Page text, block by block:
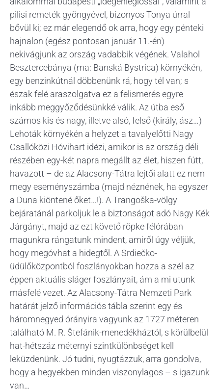
pilisi remeték gyöngyével, bizonyos Tonya úrral
bővül ki; ez már elegendő ok arra, hogy egy pénteki
hajnalon (egész pontosan január 11.-én)
nekivágjunk az ország vadabbik végének. Valahol
Besztercebánya (ma: Banská Bystrica) környékén,
egy benzinkútnál döbbenünk rá, hogy tél van; s
észak felé araszolgatva ez a felismerés egyre
inkább meggyőződésünkké válik. Az útba eső
számos kis és nagy, illetve alsó, felső (király, ász…)
Lehoták környékén a helyzet a tavalyelőtti Nagy
Csallóközi Hóvihart idézi, amikor is az ország déli
részében egy-két napra megállt az élet, hiszen fútt,
havazott – de az Alacsony-Tátra lejtői alatt ez nem
megy eseményszámba (majd néznének, ha egyszer
a Duna kiöntené őket…!). A Trangoška-völgy
bejáratánál parkoljuk le a biztonságot adó Nagy Kék
Járgányt, majd az ezt követő röpke félórában
magunkra rángatunk mindent, amiről úgy véljük,
hogy megóvhat a hidegtől. A Srdiečko-
üdülőközpontból foszlányokban hozza a szél az
éppen aktuális sláger foszlányait, ám a mi utunk
másfelé vezet. Az Alacsony-Tátra Nemzeti Park
határát jelző információs tábla szerint egy és
háromnegyed órányira vagyunk az 1727 méteren
található M. R. Štefánik-menedékháztól, s körülbelül
hat-hétszáz méternyi szintkülönbséget kell
leküzdenünk. Jó tudni, nyugtázzuk, arra gondolva,
hogy a hegyekben minden viszonylagos – s igazunk
van…